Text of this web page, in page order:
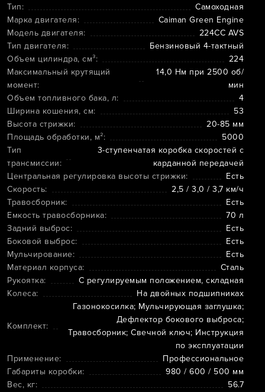
Тип:
Самоходная
Марка двигателя:
Caiman Green Engine
Модель двигателя:
224CC AVS
Тип двигателя:
Бензиновый 4-тактный
Объем цилиндра, см³:
224
Максимальный крутящий
момент:
14,0 Нм при 2500 об/
мин
Объем топливного бака, л:
4
Ширина кошения, см:
53
Высота стрижки:
20-85 мм
Площадь обработки, м²:
5000
Тип
трансмиссии:
3-ступенчатая коробка скоростей с
карданной передачей
Центральная регулировка высоты стрижки:
Есть
Скорость:
2,5 / 3,0 / 3,7 км/ч
Травосборник:
Есть
Емкость травосборника:
70 л
Задний выброс:
Есть
Боковой выброс:
Есть
Мульчирование:
Есть
Материал корпуса:
Сталь
Рукоятка:
С регулируемым положением, складная
Колеса:
На двойных подшипниках
Комплект:
Газонокосилка; Мульчирующая заглушка;
Дефлектор бокового выброса;
Травосборник; Свечной ключ; Инструкция
по эксплуатации
Применение:
Профессиональное
Габариты коробки:
980 / 600 / 500 мм
Вес, кг:
56.7